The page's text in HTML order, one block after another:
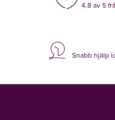
4.8 av 5
Snabb hjälp